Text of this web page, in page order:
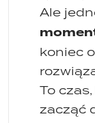
Ale
koniec
To
zacząć